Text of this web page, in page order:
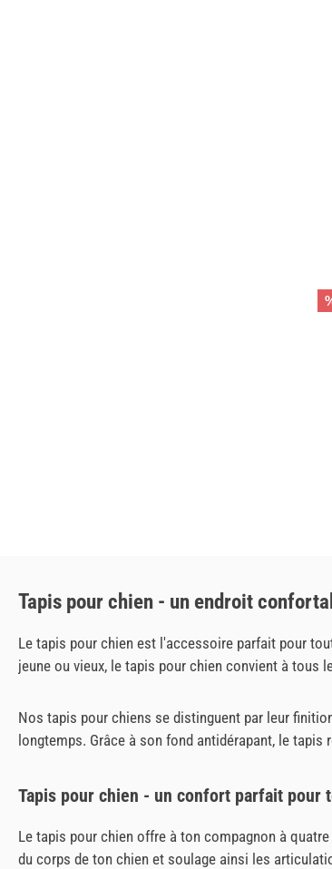
Tapis pour chien - un endroit
Le tapis pour chien est l'accessoire parfait pour
jeune ou vieux, le tapis pour chien convient à tous
Nos tapis pour chiens se distinguent par leur
longtemps. Grâce à son fond antidérapant, le
Tapis pour chien - un confort parfait pour
Le tapis pour chien offre à ton compagnon à
du corps de ton chien et soulage ainsi les